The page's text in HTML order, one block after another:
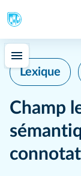
Lexique
Champ